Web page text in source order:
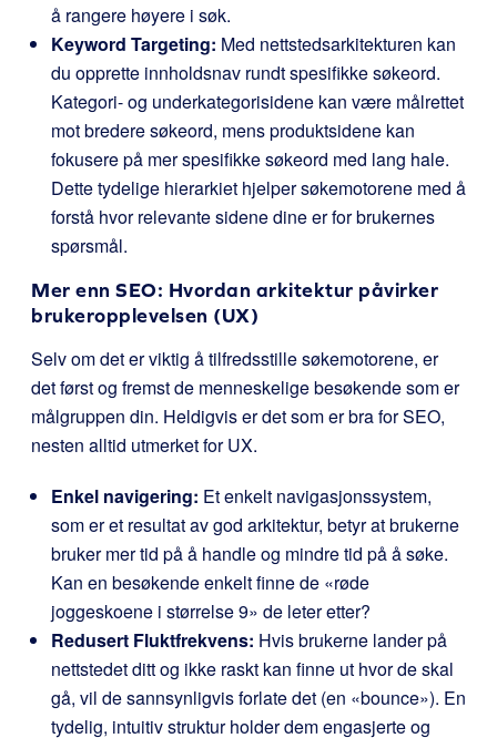
å rangere høyere i søk.
Keyword Targeting: Med nettstedsarkitekturen kan
du opprette innholdsnav rundt spesifikke søkeord.
Kategori- og underkategorisidene kan være målrettet
mot bredere søkeord, mens produktsidene kan
fokusere på mer spesifikke søkeord med lang hale.
Dette tydelige hierarkiet hjelper søkemotorene med å
forstå hvor relevante sidene dine er for brukernes
spørsmål.
Mer enn SEO: Hvordan arkitektur påvirker
brukeropplevelsen (UX)
Selv om det er viktig å tilfredsstille søkemotorene, er
det først og fremst de menneskelige besøkende som er
målgruppen din. Heldigvis er det som er bra for SEO,
nesten alltid utmerket for UX.
Enkel navigering: Et enkelt navigasjonssystem,
som er et resultat av god arkitektur, betyr at brukerne
bruker mer tid på å handle og mindre tid på å søke.
Kan en besøkende enkelt finne de «røde
joggeskoene i størrelse 9» de leter etter?
Redusert Fluktfrekvens: Hvis brukerne lander på
nettstedet ditt og ikke raskt kan finne ut hvor de skal
gå, vil de sannsynligvis forlate det (en «bounce»). En
tydelig, intuitiv struktur holder dem engasjerte og